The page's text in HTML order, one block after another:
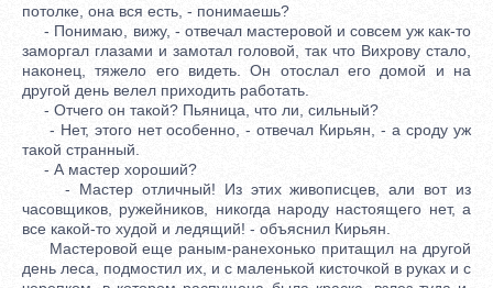
потолке, она вся есть, - понимаешь?
- Понимаю, вижу, - отвечал мастеровой и совсем уж как-то
заморгал глазами и замотал головой, так что Вихрову стало,
наконец, тяжело его видеть. Он отослал его домой и на
другой день велел приходить работать.
- Отчего он такой? Пьяница, что ли, сильный?
- Нет, этого нет особенно, - отвечал Кирьян, - а сроду уж
такой странный.
- А мастер хороший?
- Мастер отличный! Из этих живописцев, али вот из
часовщиков, ружейников, никогда народу настоящего нет, а
все какой-то худой и ледящий! - объяснил Кирьян.
Мастеровой еще раным-ранехонько притащил на другой
день леса, подмостил их, и с маленькой кисточкой в руках и с